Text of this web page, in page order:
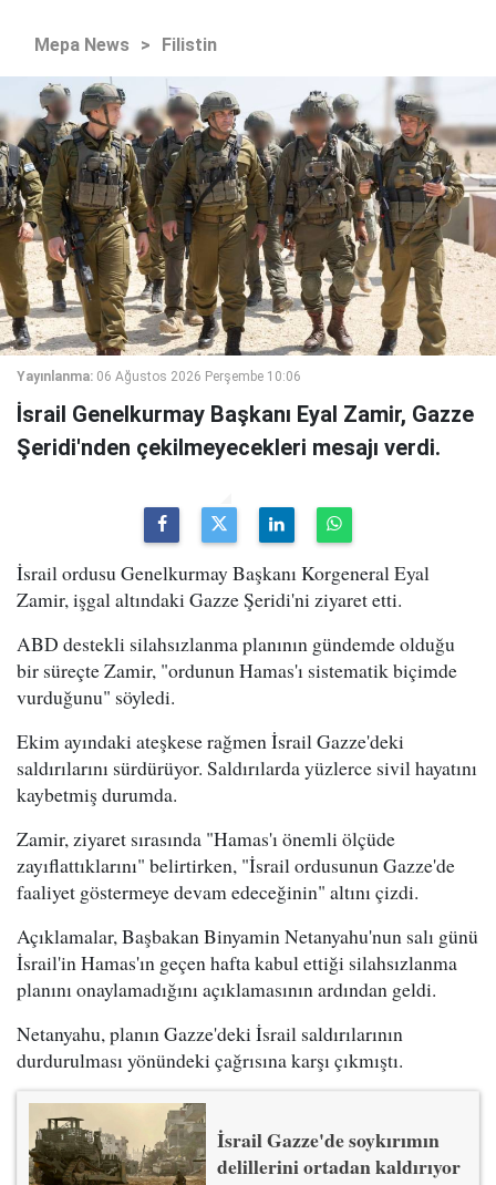
Mepa News > Filistin
Yayınlanma: 06 Ağustos 2026 Perşembe 10:06
İsrail Genelkurmay Başkanı Eyal Zamir, Gazze
Şeridi'nden çekilmeyecekleri mesajı verdi.
İsrail ordusu Genelkurmay Başkanı Korgeneral Eyal
Zamir, işgal altındaki Gazze Şeridi'ni ziyaret etti.
ABD destekli silahsızlanma planının gündemde olduğu
bir süreçte Zamir, "ordunun Hamas'ı sistematik biçimde
vurduğunu" söyledi.
Ekim ayındaki ateşkese rağmen İsrail Gazze'deki
saldırılarını sürdürüyor. Saldırılarda yüzlerce sivil hayatını
kaybetmiş durumda.
Zamir, ziyaret sırasında "Hamas'ı önemli ölçüde
zayıflattıklarını" belirtirken, "İsrail ordusunun Gazze'de
faaliyet göstermeye devam edeceğinin" altını çizdi.
Açıklamalar, Başbakan Binyamin Netanyahu'nun salı günü
İsrail'in Hamas'ın geçen hafta kabul ettiği silahsızlanma
planını onaylamadığını açıklamasının ardından geldi.
Netanyahu, planın Gazze'deki İsrail saldırılarının
durdurulması yönündeki çağrısına karşı çıkmıştı.
İsrail Gazze'de soykırımın
delillerini ortadan kaldırıyor